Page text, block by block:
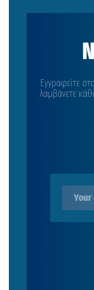
Εγγραφείτε
λαμβάνετε